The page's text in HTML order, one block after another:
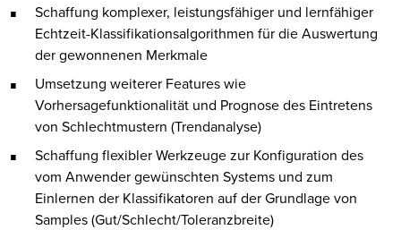
Schaffung komplexer, leistungsfähiger und lernfähiger
Echtzeit-Klassifikationsalgorithmen für die Auswertung
der gewonnenen Merkmale
Umsetzung weiterer Features wie
Vorhersagefunktionalität und Prognose des Eintretens
von Schlechtmustern (Trendanalyse)
Schaffung flexibler Werkzeuge zur Konfiguration des
vom Anwender gewünschten Systems und zum
Einlernen der Klassifikatoren auf der Grundlage von
Samples (Gut/Schlecht/Toleranzbreite)